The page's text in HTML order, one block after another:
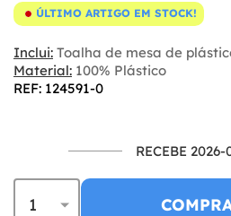
ÚLTIMO ARTIGO EM STOCK!
Inclui: Toalha de mesa de
Material: 100% Plástico
REF: 124591-0
RECEBE